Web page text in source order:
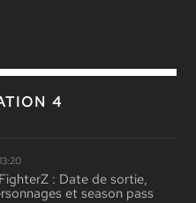
4
: Date de sortie,
et season pass